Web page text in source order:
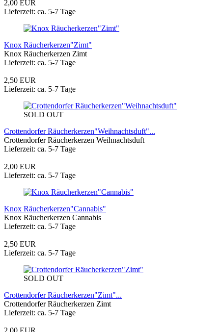
2,00 EUR
Lieferzeit: ca. 5-7 Tage
Knox Räucherkerzen"Zimt"
Knox Räucherkerzen Zimt
Lieferzeit: ca. 5-7 Tage
2,50 EUR
Lieferzeit: ca. 5-7 Tage
SOLD OUT
Crottendorfer Räucherkerzen"Weihnachtsduft"...
Crottendorfer Räucherkerzen Weihnachtsduft
Lieferzeit: ca. 5-7 Tage
2,00 EUR
Lieferzeit: ca. 5-7 Tage
Knox Räucherkerzen"Cannabis"
Knox Räucherkerzen Cannabis
Lieferzeit: ca. 5-7 Tage
2,50 EUR
Lieferzeit: ca. 5-7 Tage
SOLD OUT
Crottendorfer Räucherkerzen"Zimt"...
Crottendorfer Räucherkerzen Zimt
Lieferzeit: ca. 5-7 Tage
2,00 EUR